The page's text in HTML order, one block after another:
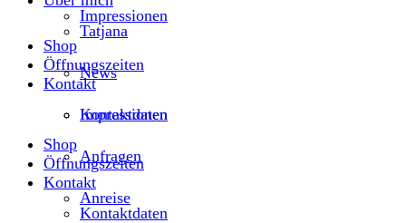
Impressionen
Shop
Öffnungszeiten
Kontakt
Kontaktdaten
Anfragen
Anreise
Tatjana
News
Impressionen
Shop
Öffnungszeiten
Kontakt
Kontaktdaten